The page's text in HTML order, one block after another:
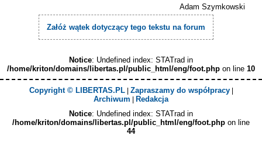
Adam Szymkowski
Załóż wątek dotyczący tego tekstu na forum
Notice: Undefined index: STATrad in
/home/kriton/domains/libertas.pl/public_html/eng/foot.php on line 10
Copyright © LIBERTAS.PL| Zapraszamy do współpracy|
Archiwum | Redakcja
Notice: Undefined index: STATrad in
/home/kriton/domains/libertas.pl/public_html/eng/foot.php on line
44